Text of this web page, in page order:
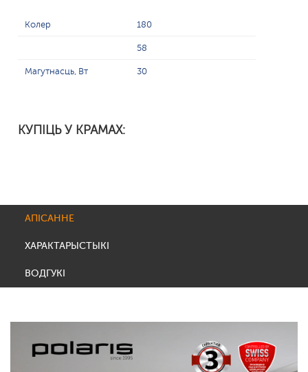
Колер 180
58
Магутнасць, Вт 30
КУПІЦЬ У КРАМАХ:
АПІСАННЕ
ХАРАКТАРЫСТЫКІ
ВОДГУКІ